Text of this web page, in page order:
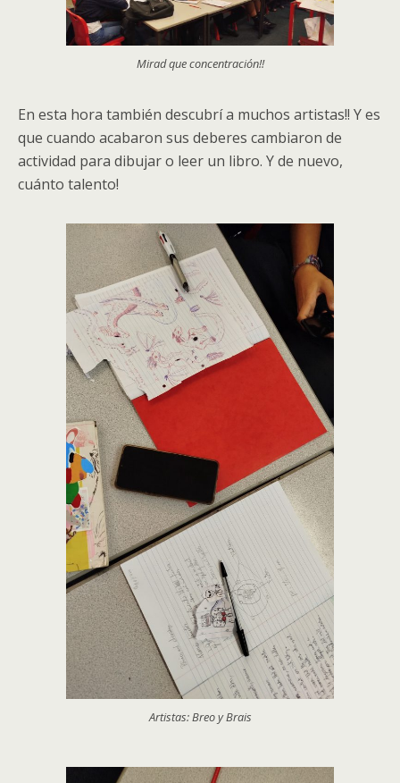
Mirad que concentración!!
En esta hora también descubrí a muchos artistas!! Y es
que cuando acabaron sus deberes cambiaron de
actividad para dibujar o leer un libro. Y de nuevo,
cuánto talento!
Artistas: Breo y Brais